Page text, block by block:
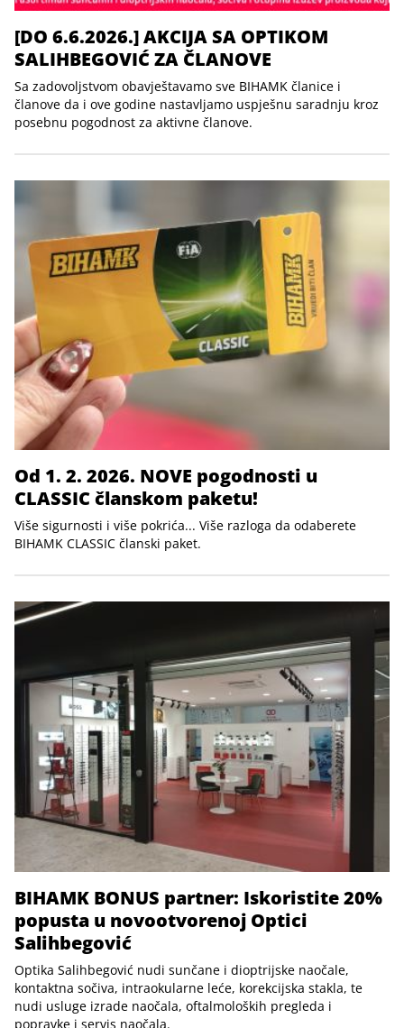
[DO 6.6.2026.] AKCIJA SA OPTIKOM
SALIHBEGOVIĆ ZA ČLANOVE
Sa zadovoljstvom obavještavamo sve BIHAMK članice i
članove da i ove godine nastavljamo uspješnu saradnju kroz
posebnu pogodnost za aktivne članove.
Od 1. 2. 2026. NOVE pogodnosti u
CLASSIC članskom paketu!
Više sigurnosti i više pokrića... Više razloga da odaberete
BIHAMK CLASSIC članski paket.
BIHAMK BONUS partner: Iskoristite 20%
popusta u novootvorenoj Optici
Salihbegović
Optika Salihbegović nudi sunčane i dioptrijske naočale,
kontaktna sočiva, intraokularne leće, korekcijska stakla, te
nudi usluge izrade naočala, oftalmoloških pregleda i
popravke i servis naočala.